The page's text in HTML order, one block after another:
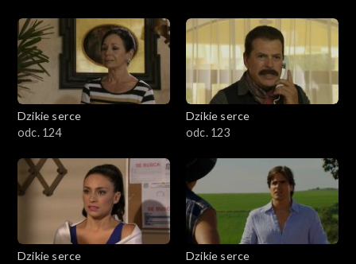
Dzikie serce
odc. 124
Dzikie serce
odc. 123
Dzikie serce
Dzikie serce